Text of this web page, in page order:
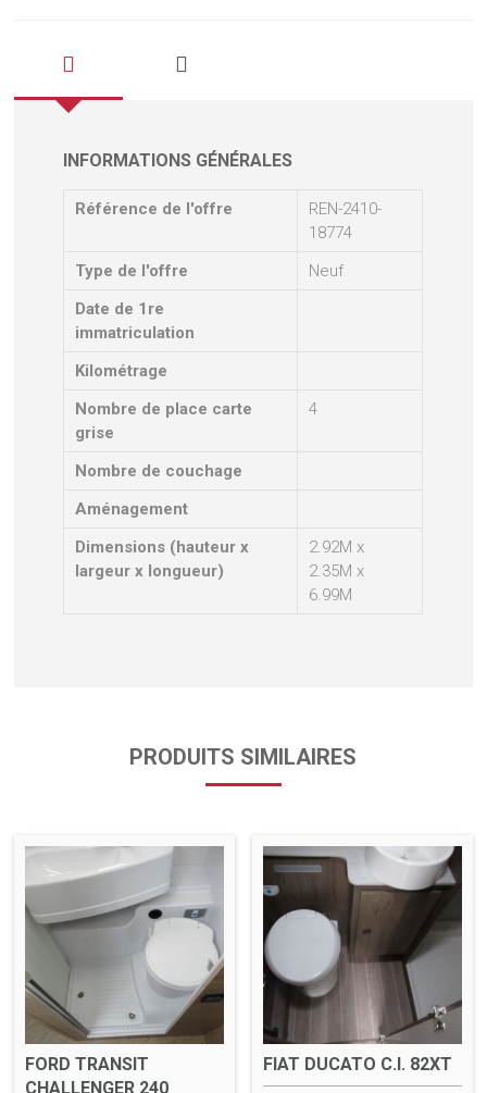
INFORMATIONS GÉNÉRALES
Référence de l'offre
REN-2410-
18774
Type de l'offre
Neuf
Date de 1re
immatriculation
Kilométrage
Nombre de place carte
grise
4
Nombre de couchage
Aménagement
Dimensions (hauteur x
largeur x longueur)
2.92M x
2.35M x
6.99M
PRODUITS SIMILAIRES
FORD TRANSIT
CHALLENGER 240
FIAT DUCATO C.I. 82XT